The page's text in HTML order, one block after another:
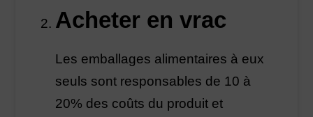
Acheter en vrac
Les emballages alimentaires à eux
seuls sont responsables de 10 à
20% des coûts du produit et